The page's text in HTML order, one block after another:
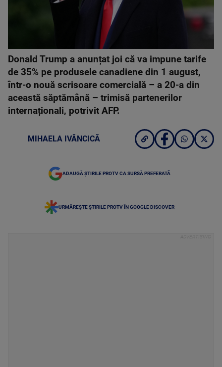
Donald Trump a anunțat joi că va impune tarife
de 35% pe produsele canadiene din 1 august,
într-o nouă scrisoare comercială – a 20-a din
această săptămână – trimisă partenerilor
internaționali, potrivit AFP.
MIHAELA IVĂNCICĂ
ADAUGĂ ȘTIRILE PROTV CA SURSĂ PREFERATĂ
URMĂREȘTE ȘTIRILE PROTV ÎN GOOGLE DISCOVER